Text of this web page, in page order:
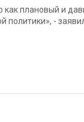
плановый и
политики», -